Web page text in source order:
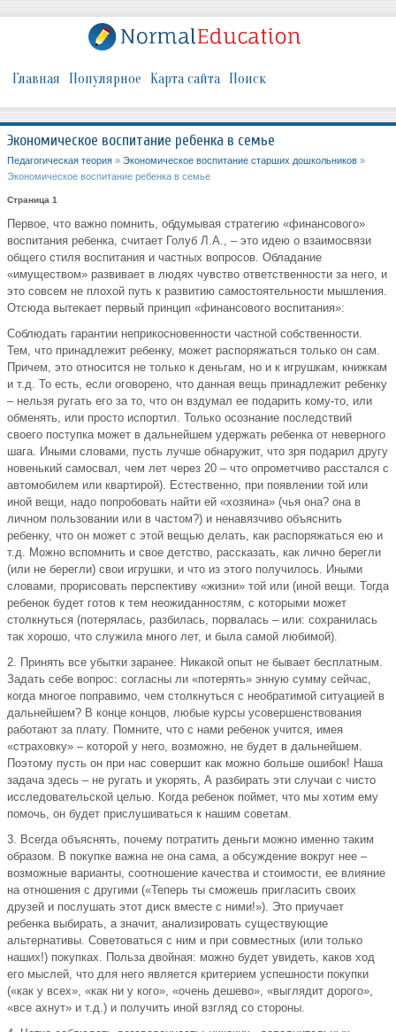
Главная Популярное Карта сайта Поиск
Экономическое воспитание ребенка в семье
Педагогическая теория » Экономическое воспитание старших дошкольников »
Экономическое воспитание ребенка в семье
Страница 1
Первое, что важно помнить, обдумывая стратегию «финансового»
воспитания ребенка, считает Голуб Л.А., – это идею о взаимосвязи
общего стиля воспитания и частных вопросов. Обладание
«имуществом» развивает в людях чувство ответственности за него, и
это совсем не плохой путь к развитию самостоятельности мышления.
Отсюда вытекает первый принцип «финансового воспитания»:
Соблюдать гарантии неприкосновенности частной собственности.
Тем, что принадлежит ребенку, может распоряжаться только он сам.
Причем, это относится не только к деньгам, но и к игрушкам, книжкам
и т.д. То есть, если оговорено, что данная вещь принадлежит ребенку
– нельзя ругать его за то, что он вздумал ее подарить кому-то, или
обменять, или просто испортил. Только осознание последствий
своего поступка может в дальнейшем удержать ребенка от неверного
шага. Иными словами, пусть лучше обнаружит, что зря подарил другу
новенький самосвал, чем лет через 20 – что опрометчиво расстался с
автомобилем или квартирой). Естественно, при появлении той или
иной вещи, надо попробовать найти ей «хозяина» (чья она? она в
личном пользовании или в частом?) и ненавязчиво объяснить
ребенку, что он может с этой вещью делать, как распоряжаться ею и
т.д. Можно вспомнить и свое детство, рассказать, как лично берегли
(или не берегли) свои игрушки, и что из этого получилось. Иными
словами, прорисовать перспективу «жизни» той или (иной вещи. Тогда
ребенок будет готов к тем неожиданностям, с которыми может
столкнуться (потерялась, разбилась, порвалась – или: сохранилась
так хорошо, что служила много лет, и была самой любимой).
2. Принять все убытки заранее. Никакой опыт не бывает бесплатным.
Задать себе вопрос: согласны ли «потерять» энную сумму сейчас,
когда многое поправимо, чем столкнуться с необратимой ситуацией в
дальнейшем? В конце концов, любые курсы усовершенствования
работают за плату. Помните, что с нами ребенок учится, имея
«страховку» – которой у него, возможно, не будет в дальнейшем.
Поэтому пусть он при нас совершит как можно больше ошибок! Наша
задача здесь – не ругать и укорять, А разбирать эти случаи с чисто
исследовательской целью. Когда ребенок поймет, что мы хотим ему
помочь, он будет прислушиваться к нашим советам.
3. Всегда объяснять, почему потратить деньги можно именно таким
образом. В покупке важна не она сама, а обсуждение вокруг нее –
возможные варианты, соотношение качества и стоимости, ее влияние
на отношения с другими («Теперь ты сможешь пригласить своих
друзей и послушать этот диск вместе с ними!»). Это приучает
ребенка выбирать, а значит, анализировать существующие
альтернативы. Советоваться с ним и при совместных (или только
наших!) покупках. Польза двойная: можно будет увидеть, каков ход
его мыслей, что для него является критерием успешности покупки
(«как у всех», «как ни у кого», «очень дешево», «выглядит дорого»,
«все ахнут» и т.д.) и получить иной взгляд со стороны.